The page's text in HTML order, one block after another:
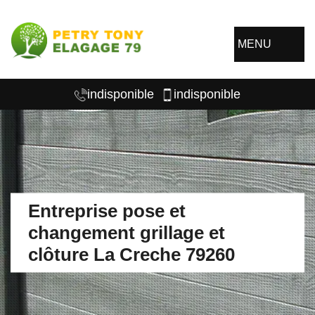
MENU
indisponible indisponible
Entreprise pose et
changement grillage et
clôture La Creche 79260